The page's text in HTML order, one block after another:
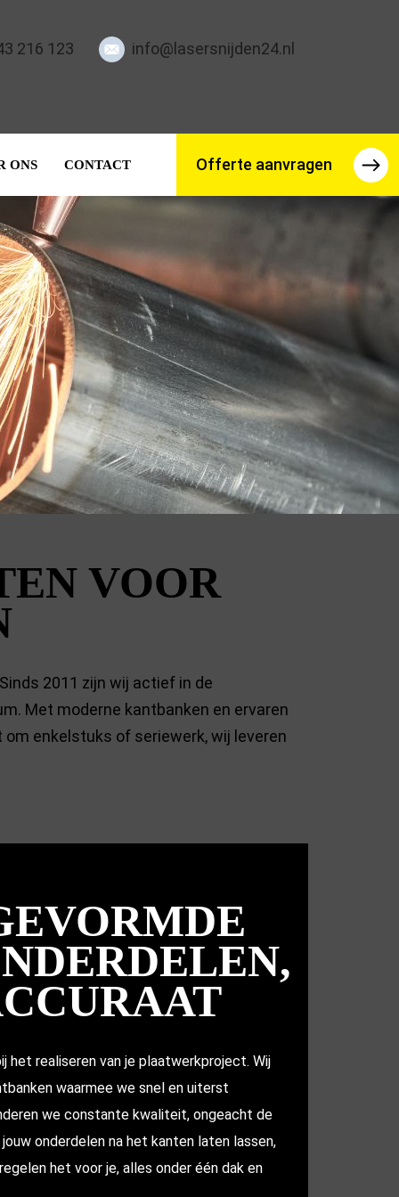
216 123 info@lasersnijden24.nl
ONS CONTACT Offerte aanvragen
VOOR
2011 zijn wij actief in de
Met moderne kantbanken en ervaren
enkelstuks of seriewerk, wij leveren
het realiseren van je plaatwerkproject. Wij
waarmee we snel en uiterst
we constante kwaliteit, ongeacht de
onderdelen na het kanten laten lassen,
het voor je, alles onder één dak en